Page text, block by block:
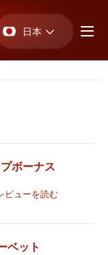
日本
ボーナス
ビューを読む
ベット